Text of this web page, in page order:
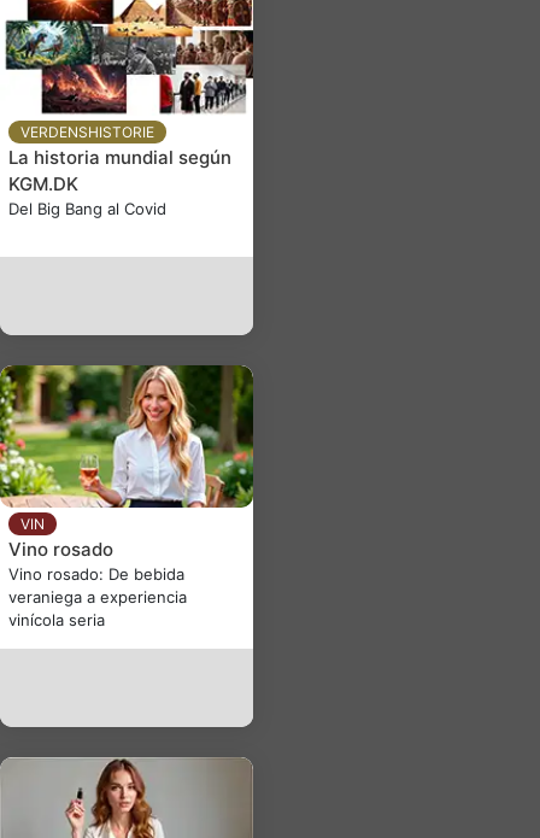
VERDENSHISTORIE
La historia mundial según
KGM.DK
Del Big Bang al Covid
VIN
Vino rosado
Vino rosado: De bebida
veraniega a experiencia
vinícola seria